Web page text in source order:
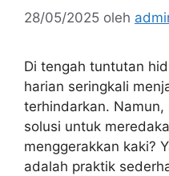
28/05/2025 oleh
Di tengah tuntutan
harian seringkali
terhindarkan.
solusi untuk
menggerakkan kaki?
adalah praktik